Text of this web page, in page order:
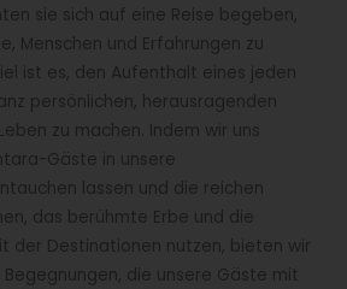
sie sich auf eine Reise begeben,
Menschen und Erfahrungen zu
ist es, den Aufenthalt eines jeden
persönlichen, herausragenden
zu machen. Indem wir uns
Gäste in unsere
lassen und die reichen
das berühmte Erbe und die
der Destinationen nutzen, bieten wir
die unsere Gäste mit